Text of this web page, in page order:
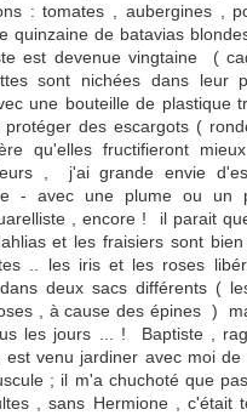
, aubergines ,
quinzaine de batavias
est devenue vingtaine (
sont nichées dans leur
une bouteille de plastique
des escargots (
qu'elles fructifieront
, j'ai grande envie
- avec une plume ou un
, encore ! il parait
et les fraisiers sont bien
.. les iris et les roses
deux sacs différents (
, à cause des épines )
les jours ... ! Baptiste ,
venu jardiner avec moi de
; il m'a chuchoté que
, sans Hermione , c'était